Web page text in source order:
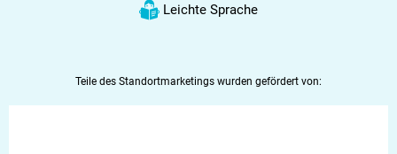
Leichte Sprache
Teile des Standortmarketings wurden gefördert von: